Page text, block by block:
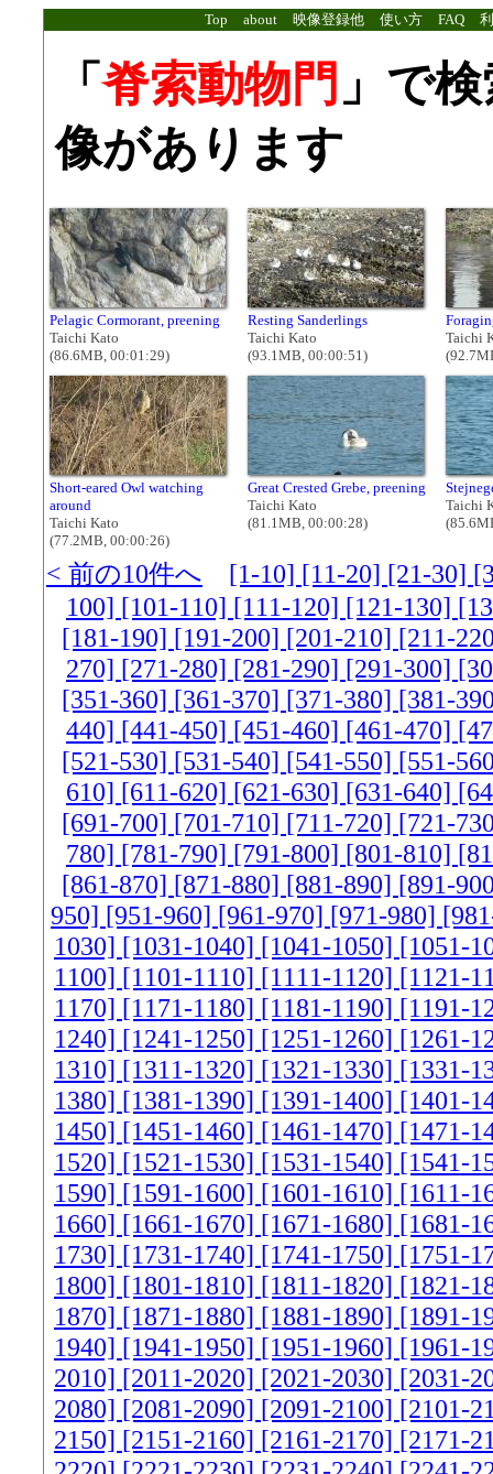
Top about 映像登録他 使い方 FAQ
「脊索動物門 」で
像があります
Pelagic Cormorant, preening
Taichi Kato
(86.6MB, 00:01:29)
Resting Sanderlings
Taichi Kato
(93.1MB, 00:00:51)
Taichi
Short-eared Owl watching
around
Taichi Kato
(77.2MB, 00:00:26)
Great Crested Grebe, preening
Taichi Kato
(81.1MB, 00:00:28)
Taichi
< 前の10件へ [1-10] [11-20] [21-30]
100] [101-110] [111-120] [121-130]
[181-190] [191-200] [201-210] [211-
270] [271-280] [281-290] [291-300]
[351-360] [361-370] [371-380] [381-
440] [441-450] [451-460] [461-470]
[521-530] [531-540] [541-550] [551-
610] [611-620] [621-630] [631-640]
[691-700] [701-710] [711-720] [721-
780] [781-790] [791-800] [801-810]
[861-870] [871-880] [881-890] [891-
950] [951-960] [961-970] [971-980]
1030] [1031-1040] [1041-1050] [1051-
1100] [1101-1110] [1111-1120] [1121-
1170] [1171-1180] [1181-1190] [1191-
1240] [1241-1250] [1251-1260] [1261-
1310] [1311-1320] [1321-1330] [1331-
1380] [1381-1390] [1391-1400] [1401-
1450] [1451-1460] [1461-1470] [1471-
1520] [1521-1530] [1531-1540] [1541-
1590] [1591-1600] [1601-1610] [1611-
1660] [1661-1670] [1671-1680] [1681-
1730] [1731-1740] [1741-1750] [1751-
1800] [1801-1810] [1811-1820] [1821-
1870] [1871-1880] [1881-1890] [1891-
1940] [1941-1950] [1951-1960] [1961-
2010] [2011-2020] [2021-2030] [2031-
2080] [2081-2090] [2091-2100] [2101-
2150] [2151-2160] [2161-2170] [2171-